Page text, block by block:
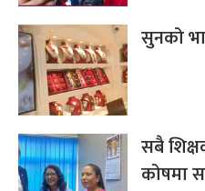
सुनको
सबै
कोषमा